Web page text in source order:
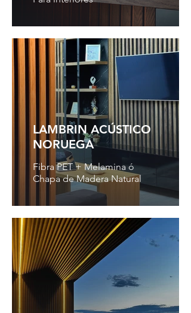
LAMBRIN ACÚSTICO
NORUEGA
Fibra PET + Melamina ó
Chapa de Madera Natural